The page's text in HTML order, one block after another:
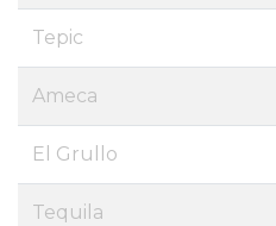
Tepic
Ameca
El Grullo
Tequila